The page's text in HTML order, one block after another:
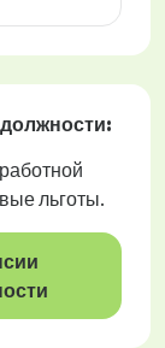
льготы.